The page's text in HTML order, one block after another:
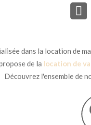
dans la location de
de la location de
Découvrez l'ensemble de